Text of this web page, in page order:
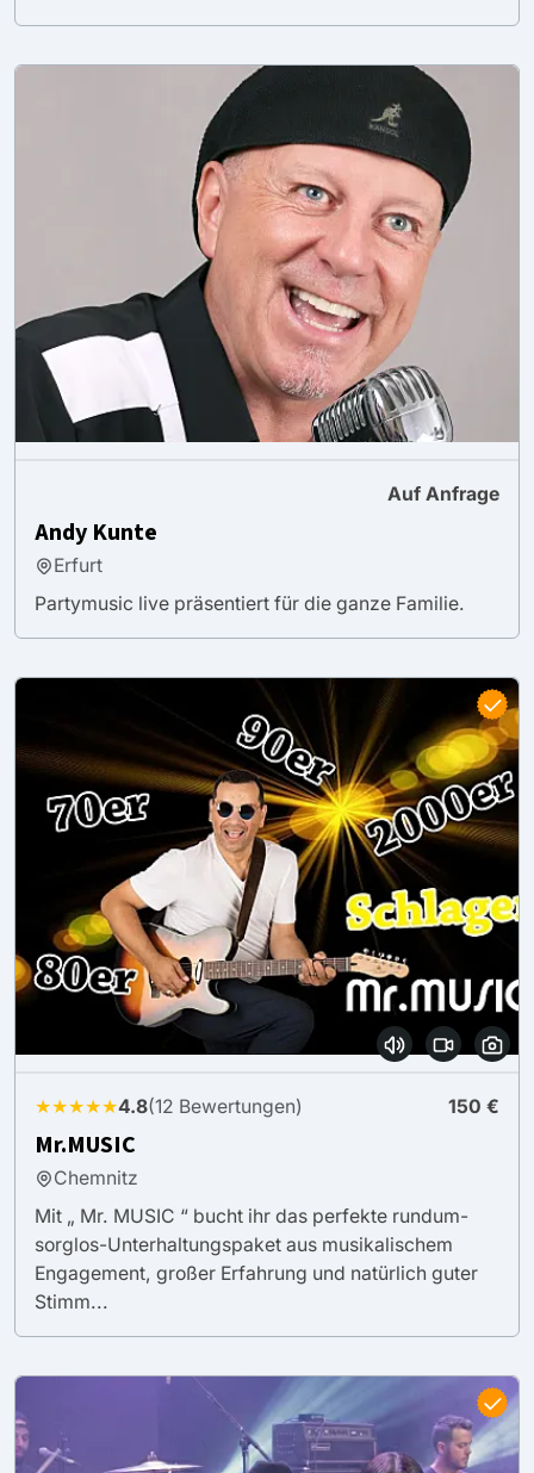
Auf Anfrage
Andy Kunte
Erfurt
Partymusic live präsentiert für die ganze Familie.
★★★★★4.8(12 Bewertungen) 150 €
Mr.MUSIC
Chemnitz
Mit „ Mr. MUSIC “ bucht ihr das perfekte rundum-
sorglos-Unterhaltungspaket aus musikalischem
Engagement, großer Erfahrung und natürlich guter
Stimm...